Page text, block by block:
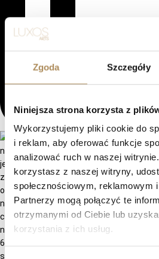
Zgoda Szczegóły
Niniejsza strona korzysta z
Wykorzystujemy pliki cookie do
i reklam, aby oferować funkcje
analizować ruch w naszej
korzystasz z naszej witryny,
społecznościowym, reklamowym
Partnerzy mogą połączyć te
otrzymanymi od Ciebie lub
korzystania z ich usług.